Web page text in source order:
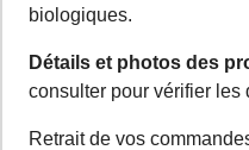
biologiques.
Détails et photos des
consulter pour vérifier les
Retrait de vos